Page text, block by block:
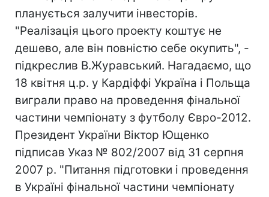
планується залучити інвесторів.
"Реалізація цього проекту коштує не
дешево, але він повністю себе окупить", -
підкреслив В.Журавський. Нагадаємо, що
18 квітня ц.р. у Кардіффі Україна і Польща
виграли право на проведення фінальної
частини чемпіонату з футболу Євро-2012.
Президент України Віктор Ющенко
підписав Указ № 802/2007 від 31 серпня
2007 р. "Питання підготовки і проведення
в Україні фінальної частини чемпіонату